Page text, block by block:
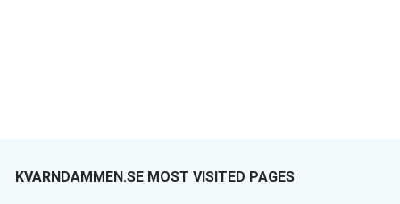
KVARNDAMMEN.SE MOST VISITED PAGES